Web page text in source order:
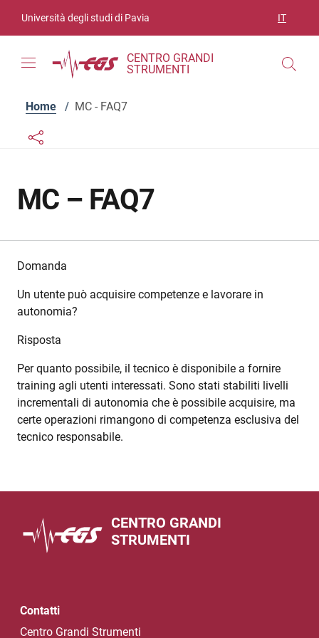
Università degli studi di Pavia IT
CENTRO GRANDI
STRUMENTI
Home / MC - FAQ7
Links condivisione social
Bottone condivisione social
MC – FAQ7
Domanda
Un utente può acquisire competenze e lavorare in
autonomia?
Risposta
Per quanto possibile, il tecnico è disponibile a fornire
training agli utenti interessati. Sono stati stabiliti livelli
incrementali di autonomia che è possibile acquisire, ma
certe operazioni rimangono di competenza esclusiva del
tecnico responsabile.
CENTRO GRANDI
STRUMENTI
Contatti
Centro Grandi Strumenti